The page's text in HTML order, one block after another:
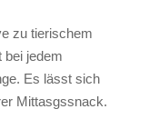
zu tierischem
bei jedem
Es lässt sich
Mittasgssnack.